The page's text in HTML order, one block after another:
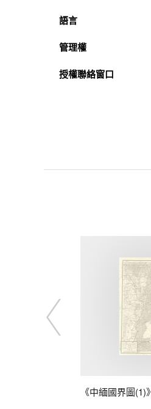
語言
管理權
授權聯絡窗口
《中緬國界圖(1)》